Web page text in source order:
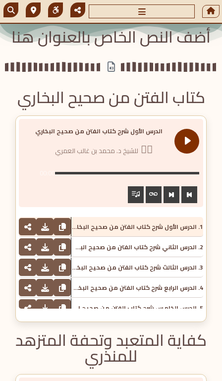
أضف النص الخاص بالعنوان هنا
كتاب الفتن من صحيح البخاري
الدرس الأول شرح كتاب الفتن من صحيح البخاري
للشيخ د. محمد بن غالب العمري
00:00
1. الدرس الأول شرح كتاب الفتن من صحيح البخاري - للشيخ د. محمد بن غالب العمري
2. الدرس الثاني شرح كتاب الفتن من صحيح البخاري - الشيخ د محمد غالب العمري
3. الدرس الثالث شرح كتاب الفتن من صحيح البخاري - الشيخ د محمد غالب العمري
4. الدرس الرابع شرح كتاب الفتن من صحيح البخاري - الشيخ د محمد غالب العمري
كفاية المتعبد وتحفة المتزهد
للمنذري